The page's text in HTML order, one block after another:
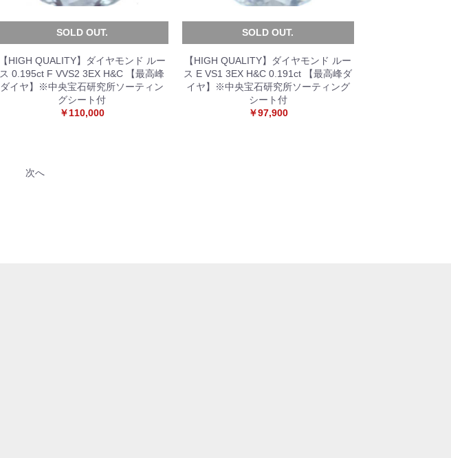
SOLD OUT.
【HIGH QUALITY】ダイヤモンド ルー
ス 0.195ct F VVS2 3EX H&C 【最高峰
ダイヤ】※中央宝石研究所ソーティン
グシート付
￥110,000
SOLD OUT.
【HIGH QUALITY】ダイヤモンド ルー
ス E VS1 3EX H&C 0.191ct 【最高峰ダ
イヤ】※中央宝石研究所ソーティング
シート付
￥97,900
次へ